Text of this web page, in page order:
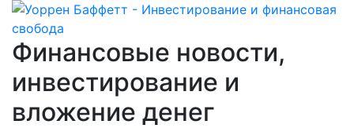
Финансовые новости,
инвестирование и
вложение денег